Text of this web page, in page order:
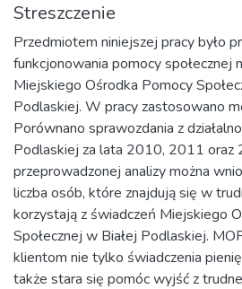
Streszczenie
Przedmiotem niniejszej pracy było
funkcjonowania pomocy społecznej
Miejskiego Ośrodka Pomocy
Podlaskiej. W pracy zastosowano
Porównano sprawozdania z
Podlaskiej za lata 2010, 2011 oraz
przeprowadzonej analizy można
liczba osób, które znajdują się w
korzystają z świadczeń Miejskiego
Społecznej w Białej Podlaskiej.
klientom nie tylko świadczenia
także stara się pomóc wyjść z